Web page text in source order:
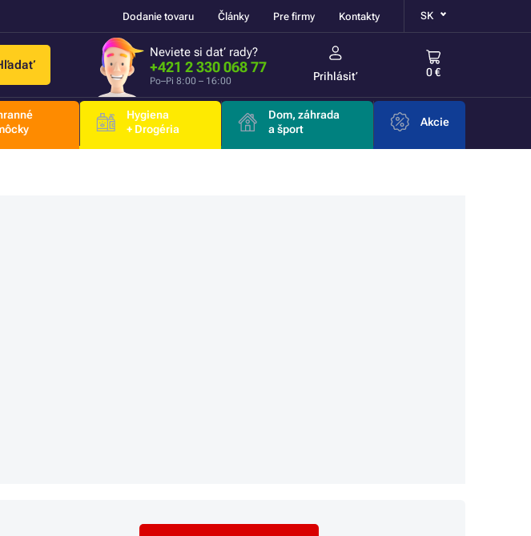
Dodanie tovaru Články Pre firmy Kontakty SK
Neviete si dať rady?
+421 2 330 068 77
Po–Pi 8:00 – 16:00 Prihlásiť 0 €
Hygiena
+ Drogéria
Dom, záhrada
a šport
Akcie